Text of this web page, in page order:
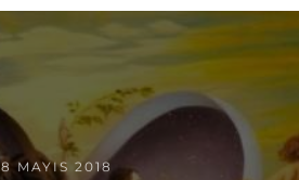
8 MAYIS 2018